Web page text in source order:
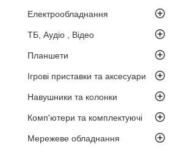
Електрообладнання
ТБ, Аудіо , Відео
Планшети
Ігрові приставки та аксесуари
Навушники та колонки
Комп'ютери та комплектуючі
Мережеве обладнання